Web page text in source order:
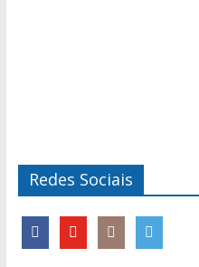
Redes Sociais